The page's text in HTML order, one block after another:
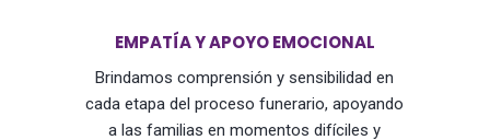
EMPATÍA Y APOYO EMOCIONAL
Brindamos comprensión y sensibilidad en
cada etapa del proceso funerario, apoyando
a las familias en momentos difíciles y